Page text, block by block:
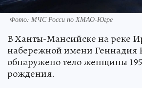
Фото: МЧС Росси по ХМАО-Югре
В Ханты-Мансийске на реке
набережной имени Геннадия
обнаружено тело женщины
рождения.